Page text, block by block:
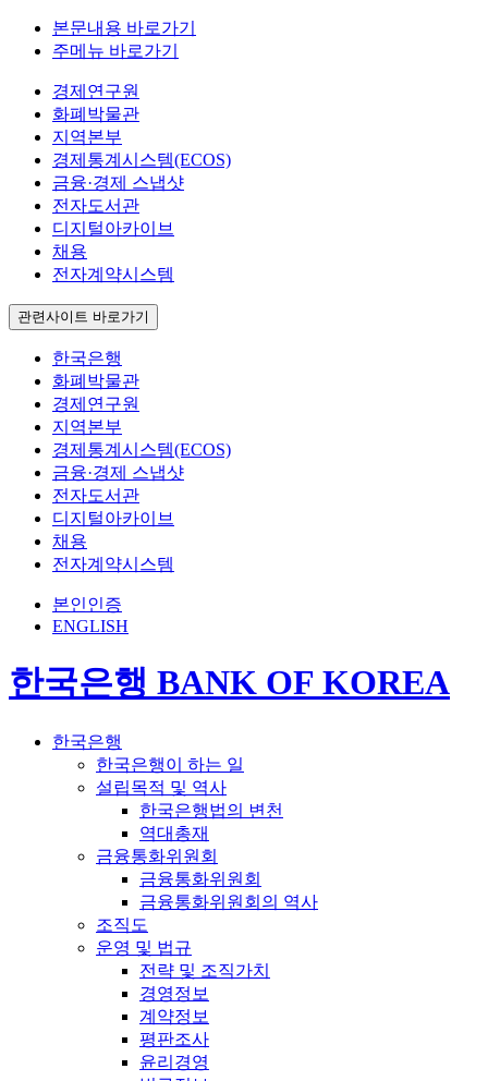
본문내용 바로가기
주메뉴 바로가기
경제연구원
화폐박물관
지역본부
경제통계시스템(ECOS)
금융·경제 스냅샷
전자도서관
디지털아카이브
채용
전자계약시스템
관련사이트 바로가기
한국은행
화폐박물관
경제연구원
지역본부
경제통계시스템(ECOS)
금융·경제 스냅샷
전자도서관
디지털아카이브
채용
전자계약시스템
본인인증
ENGLISH
한국은행 BANK OF KOREA
한국은행
한국은행이 하는 일
설립목적 및 역사
한국은행법의 변천
역대총재
금융통화위원회
금융통화위원회
금융통화위원회의 역사
조직도
운영 및 법규
전략 및 조직가치
경영정보
계약정보
평판조사
윤리경영